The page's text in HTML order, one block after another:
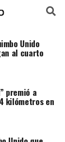
Unido
al cuarto
premió a
kilómetros en